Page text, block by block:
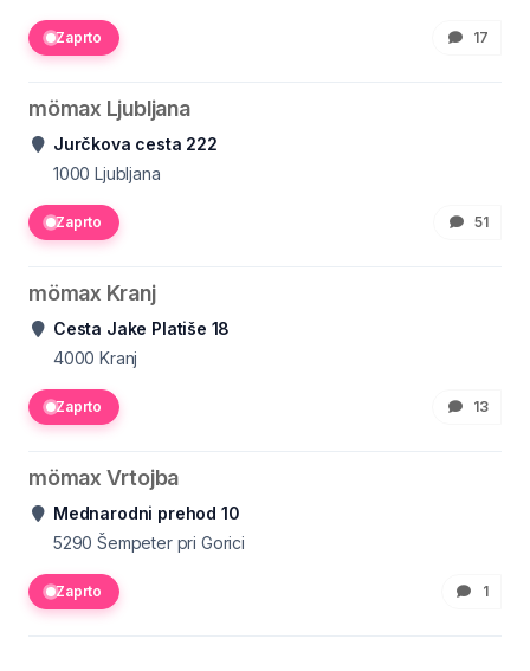
Zaprto 17
mömax Ljubljana
Jurčkova cesta 222
1000 Ljubljana
Zaprto 51
mömax Kranj
Cesta Jake Platiše 18
4000 Kranj
Zaprto 13
mömax Vrtojba
Mednarodni prehod 10
5290 Šempeter pri Gorici
Zaprto 1